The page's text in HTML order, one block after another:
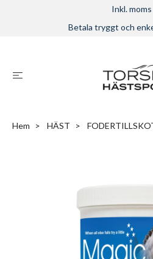
Inkl. moms
Betala tryggt och
Hem HÄST